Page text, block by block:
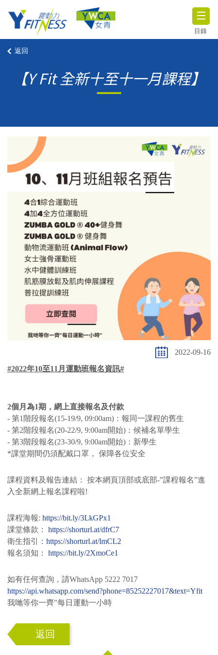
目錄
返回
【Y Fit 全新十至十一月課程】
2022-09-16
#2022年10至11月運動班報名資訊#
2個月為1期，網上直接報名及付款
- 第1階段報名(15-19/9, 09:00am)：報同一課程的舊生
- 第2階段報名(20-22/9, 9:00am開始)：候補名單學生
- 第3階段報名(23-30/9, 9:00am開始)：新學生
*課堂期間仍須配戴口罩， 保障各位安全
課程資料及報告連結： 按本網頁頂部或底部-”課程報名”進
入全新網上報名課程啦!
課程海報: https://bit.ly/3LkGPx1
課堂條款： https://shorturl.at/dfrC7
衛生指引： https://shorturl.at/lmCL2
報名須知： https://bit.ly/2XmoCe1
如有任何查詢，請WhatsApp 5222 7017
https://api.whatsapp.com/send?phone=85252227017&text=Yfit
我哋等你一齊"每日運動一小時
返回